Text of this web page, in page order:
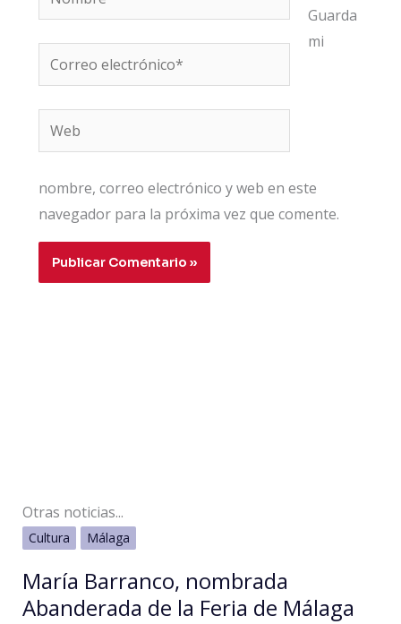
Correo
electrónico*
Web
Guarda
mi
nombre, correo electrónico y web en este
navegador para la próxima vez que comente.
Otras noticias...
Cultura Málaga
María Barranco, nombrada
Abanderada de la Feria de Málaga